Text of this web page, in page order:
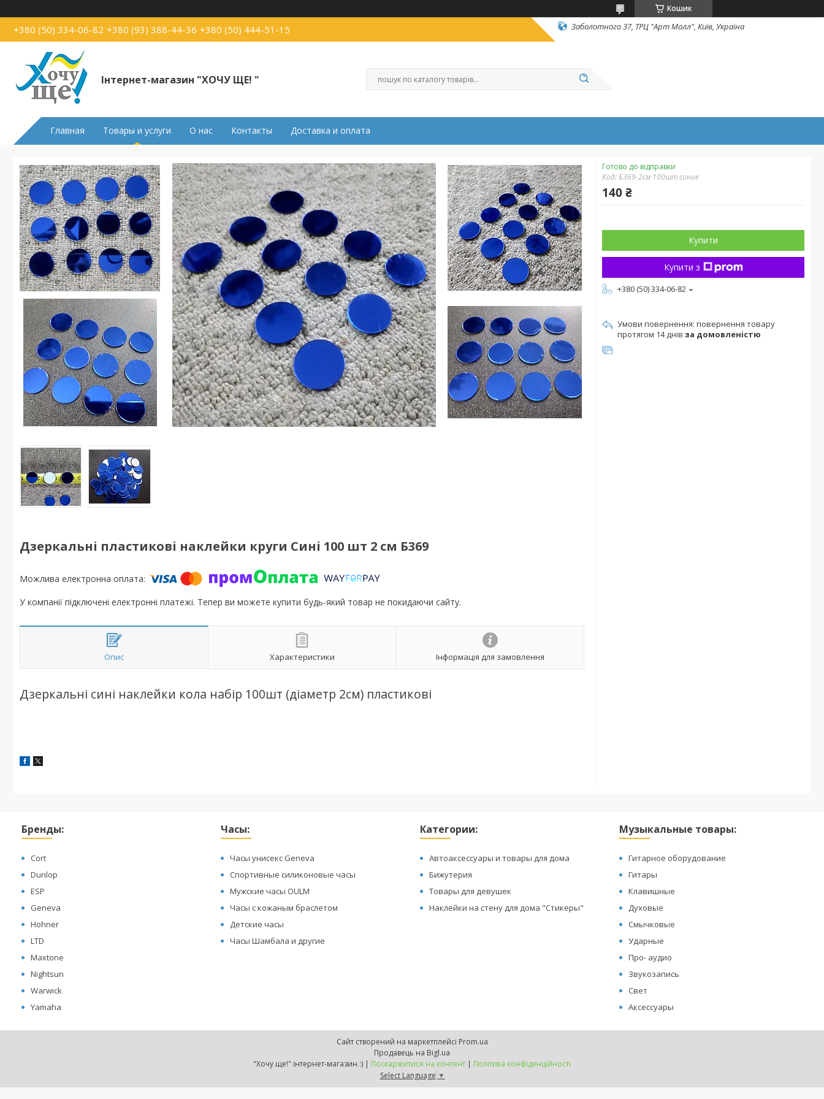
Кошик
+380 (50) 334-06-82 +380 (93) 388-44-36 +380 (50) 444-51-15 Заболотного 37, ТРЦ "Арт Молл", Київ, Україна
Інтернет-магазин "ХОЧУ ЩЕ! "
Главная Товары и услуги О нас Контакты Доставка и оплата
Дзеркальні пластикові наклейки круги Сині 100 шт 2 см Б369
У компанії підключені електронні платежі. Тепер ви можете купити будь-який товар не покидаючи сайту.
Опис Характеристики Інформація для замовлення
Дзеркальні сині наклейки кола набір 100шт (діаметр 2см) пластикові
Готово до відправки
Код:Б369-2см 100шт синие
140 ₴
Купити
Купити з
+380 (50) 334-06-82
повернення товару
протягом 14 днів за домовленістю
Бренды:
Cort
Dunlop
ESP
Geneva
Hohner
LTD
Maxtone
Nightsun
Warwick
Yamaha
Часы:
Часы унисекс Geneva
Спортивные силиконовые часы
Мужские часы OULM
Часы с кожаным браслетом
Детские часы
Часы Шамбала и другие
Категории:
Автоаксессуары и товары для дома
Бижутерия
Товары для девушек
Наклейки на стену для дома "Стикеры"
Музыкальные товары:
Гитарное оборудование
Гитары
Клавишные
Духовые
Смычковые
Ударные
Про- аудио
Звукозапись
Свет
Аксессуары
Сайт створений на маркетплейсі Prom.ua
Продавець на Bigl.ua
"Хочу ще!" інтернет-магазин :) | Поскаржитися на контент | Політика конфіденційності
Select Language ▼